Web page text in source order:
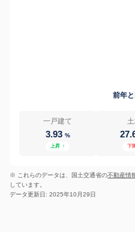
前年
一戸建て
3.93 %
上昇 ↑ 下
※ これらのデータは、国土交通省の不動産情
しています。
データ更新日: 2025年10月29日